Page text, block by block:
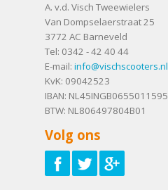
A. v.d. Visch Tweewielers
Van Dompselaerstraat 25
3772 AC Barneveld
Tel: 0342 - 42 40 44
E-mail: info@vischscooters.nl
KvK: 09042523
IBAN: NL45INGB0655011595
BTW: NL806497804B01
Volg ons